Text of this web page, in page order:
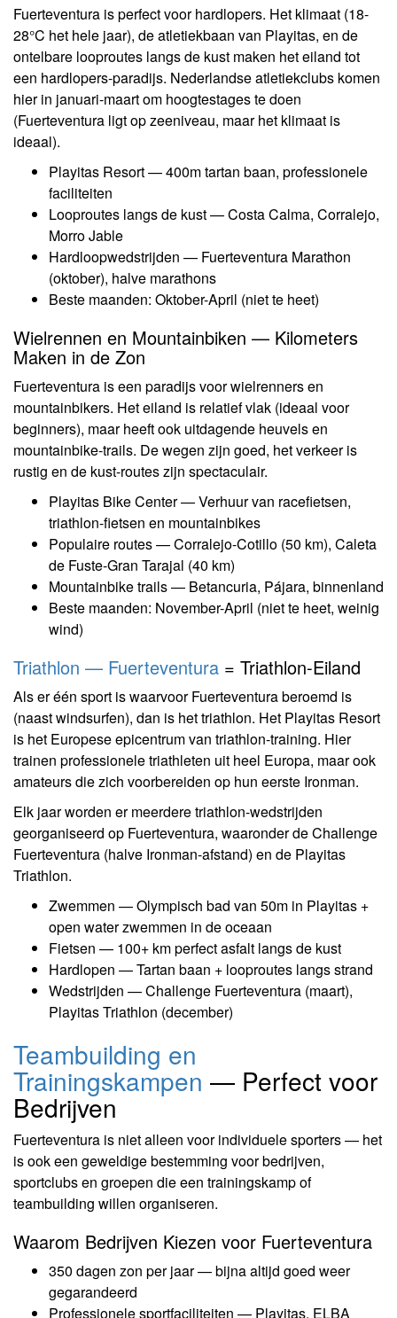
Fuerteventura is perfect voor hardlopers. Het klimaat (18-
28°C het hele jaar), de atletiekbaan van Playitas, en de
ontelbare looproutes langs de kust maken het eiland tot
een hardlopers-paradijs. Nederlandse atletiekclubs komen
hier in januari-maart om hoogtestages te doen
(Fuerteventura ligt op zeeniveau, maar het klimaat is
ideaal).
Playitas Resort — 400m tartan baan, professionele
faciliteiten
Looproutes langs de kust — Costa Calma, Corralejo,
Morro Jable
Hardloopwedstrijden — Fuerteventura Marathon
(oktober), halve marathons
Beste maanden: Oktober-April (niet te heet)
Wielrennen en Mountainbiken — Kilometers
Maken in de Zon
Fuerteventura is een paradijs voor wielrenners en
mountainbikers. Het eiland is relatief vlak (ideaal voor
beginners), maar heeft ook uitdagende heuvels en
mountainbike-trails. De wegen zijn goed, het verkeer is
rustig en de kust-routes zijn spectaculair.
Playitas Bike Center — Verhuur van racefietsen,
triathlon-fietsen en mountainbikes
Populaire routes — Corralejo-Cotillo (50 km), Caleta
de Fuste-Gran Tarajal (40 km)
Mountainbike trails — Betancuria, Pájara, binnenland
Beste maanden: November-April (niet te heet, weinig
wind)
Triathlon — Fuerteventura = Triathlon-Eiland
Als er één sport is waarvoor Fuerteventura beroemd is
(naast windsurfen), dan is het triathlon. Het Playitas Resort
is het Europese epicentrum van triathlon-training. Hier
trainen professionele triathleten uit heel Europa, maar ook
amateurs die zich voorbereiden op hun eerste Ironman.
Elk jaar worden er meerdere triathlon-wedstrijden
georganiseerd op Fuerteventura, waaronder de Challenge
Fuerteventura (halve Ironman-afstand) en de Playitas
Triathlon.
Zwemmen — Olympisch bad van 50m in Playitas +
open water zwemmen in de oceaan
Fietsen — 100+ km perfect asfalt langs de kust
Hardlopen — Tartan baan + looproutes langs strand
Wedstrijden — Challenge Fuerteventura (maart),
Playitas Triathlon (december)
Teambuilding en
Trainingskampen — Perfect voor
Bedrijven
Fuerteventura is niet alleen voor individuele sporters — het
is ook een geweldige bestemming voor bedrijven,
sportclubs en groepen die een trainingskamp of
teambuilding willen organiseren.
Waarom Bedrijven Kiezen voor Fuerteventura
350 dagen zon per jaar — bijna altijd goed weer
gegarandeerd
Professionele sportfaciliteiten — Playitas, ELBA